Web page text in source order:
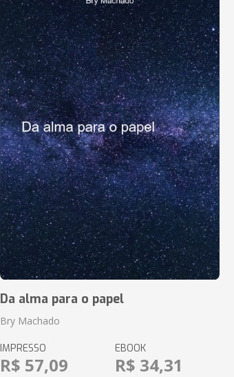
Da alma para o papel
Bry Machado
IMPRESSO
R$ 57,09
EBOOK
R$ 34,31